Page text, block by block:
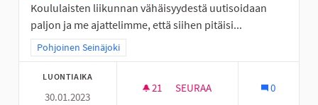
Koululaisten liikunnan vähäisyydestä uutisoidaan
paljon ja me ajattelimme, että siihen pitäisi...
Rajaa tulokset teeman mukaan: Pohjoinen Seinäjoki
Pohjoinen Seinäjoki
LUONTIAIKA
30.01.2023
21 21 SEURAAJAA
SEURAA 0